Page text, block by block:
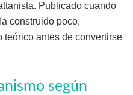
Publicado cuando
construido poco,
teórico antes de convertirse
según